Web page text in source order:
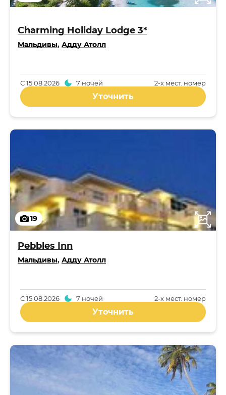
Charming Holiday Lodge 3*
Мальдивы, Адду Атолл
2-x мест. номер
С15.08.2026 7 ночей
Уточнить
19
Pebbles Inn
Мальдивы, Адду Атолл
2-x мест. номер
С15.08.2026 7 ночей
Уточнить